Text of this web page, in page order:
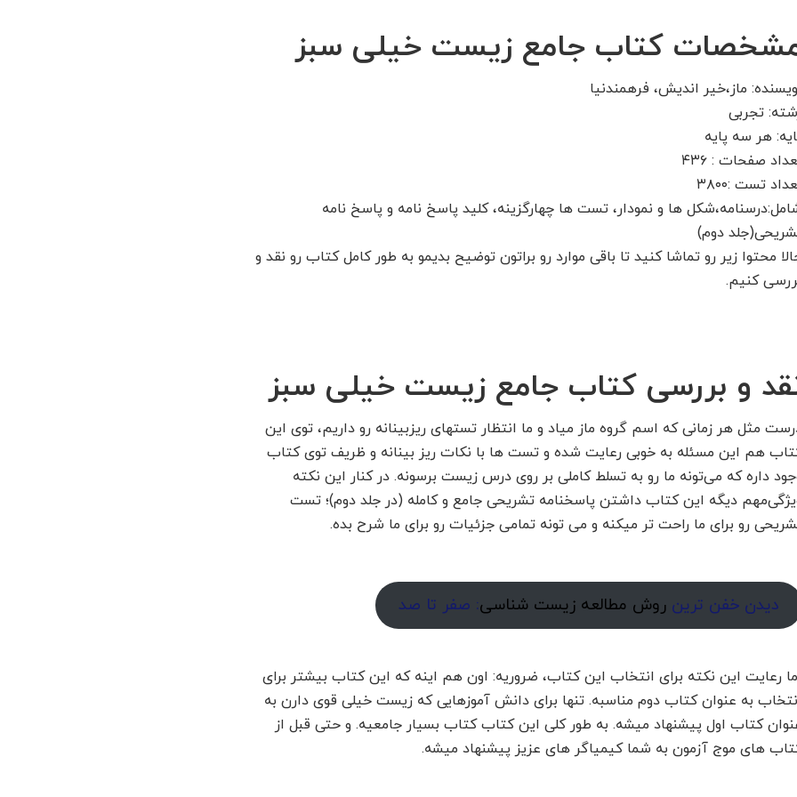
کتاب جامع زیست خیلی سبز
ماز،خیر اندیش، فرهمندنیا
تجربی
هر سه پایه
صفحات : ۴۳۶
تست :۳۸۰۰
ها و نمودار، تست ها چهارگزینه، کلید پاسخ نامه و پاسخ نامه
دوم)
محتوا زیر رو تماشا کنید تا باقی موارد رو براتون توضیح بدیمو به طور کامل کتاب رو نقد و
کنیم.
و بررسی کتاب جامع زیست خیلی سبز
مثل هر زمانی که اسم گروه ماز میاد و ما انتظار تستهای ریزبینانه رو داریم، توی این
هم این مسئله به خوبی رعایت شده و تست ها با نکات ریز بینانه و ظریف توی کتاب
داره که می‌تونه ما رو به تسلط کاملی بر روی درس زیست برسونه. در کنار این نکته
دیگه این کتاب داشتن پاسخنامه تشریحی جامع و کامله (در جلد دوم)؛ تست
رو برای ما راحت تر میکنه و می تونه تمامی جزئیات رو برای ما شرح بده.
دیدن خفن ترین روش مطالعه زیست شناسی: صفر تا صد
رعایت این نکته برای انتخاب این کتاب، ضروریه: اون هم اینه که این کتاب بیشتر برای
به عنوان کتاب دوم مناسبه. تنها برای دانش آموزهایی که زیست خیلی قوی دارن به
کتاب اول پیشنهاد میشه. به طور کلی این کتاب کتاب بسیار جامعیه. و حتی قبل از
های موج آزمون به شما کیمیاگر های عزیز پیشنهاد میشه.